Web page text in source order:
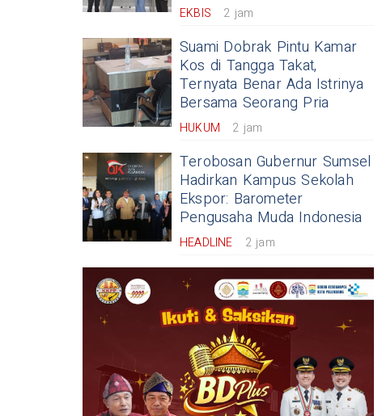
EKBIS 2 jam
Suami Dobrak Pintu Kamar
Kos di Tangga Takat,
Ternyata Benar Ada Istrinya
Bersama Seorang Pria
HUKUM 2 jam
Terobosan Gubernur Sumsel
Hadirkan Kampus Sekolah
Ekspor: Barometer
Pengusaha Muda Indonesia
HEADLINE 2 jam